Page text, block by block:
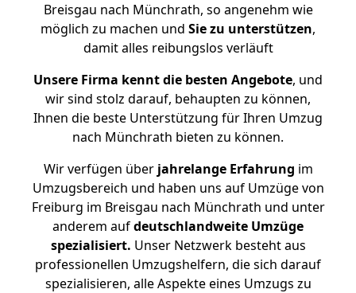
Breisgau nach Münchrath, so angenehm wie
möglich zu machen und Sie zu unterstützen,
damit alles reibungslos verläuft
Unsere Firma kennt die besten Angebote, und
wir sind stolz darauf, behaupten zu können,
Ihnen die beste Unterstützung für Ihren Umzug
nach Münchrath bieten zu können.
Wir verfügen überjahrelange Erfahrung im
Umzugsbereich und haben uns auf Umzüge von
Freiburg im Breisgau nach Münchrath und unter
anderem aufdeutschlandweite Umzüge
spezialisiert. Unser Netzwerk besteht aus
professionellen Umzugshelfern, die sich darauf
spezialisieren, alle Aspekte eines Umzugs zu